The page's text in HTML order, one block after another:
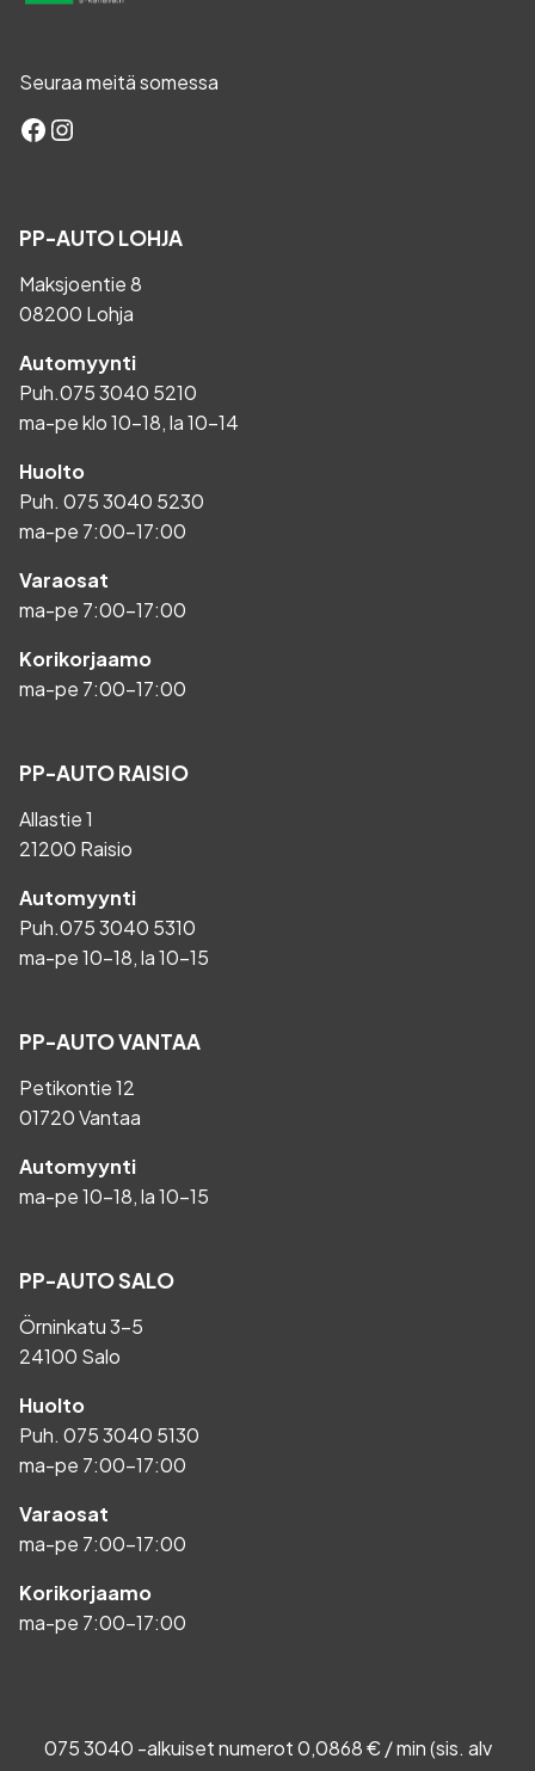
Seuraa meitä somessa
Facebook
Instagram
PP-AUTO LOHJA
Maksjoentie 8
08200 Lohja
Automyynti
Puh.075 3040 5210
ma-pe klo 10-18, la 10-14
Huolto
Puh. 075 3040 5230
ma-pe 7:00-17:00
Varaosat
ma-pe 7:00-17:00
Korikorjaamo
ma-pe 7:00-17:00
PP-AUTO RAISIO
Allastie 1
21200 Raisio
Automyynti
Puh.075 3040 5310
ma-pe 10-18, la 10-15
PP-AUTO VANTAA
Petikontie 12
01720 Vantaa
Automyynti
ma-pe 10-18, la 10-15
PP-AUTO SALO
Örninkatu 3-5
24100 Salo
Huolto
Puh. 075 3040 5130
ma-pe 7:00-17:00
Varaosat
ma-pe 7:00-17:00
Korikorjaamo
ma-pe 7:00-17:00
075 3040 -alkuiset numerot 0,0868 € / min (sis. alv